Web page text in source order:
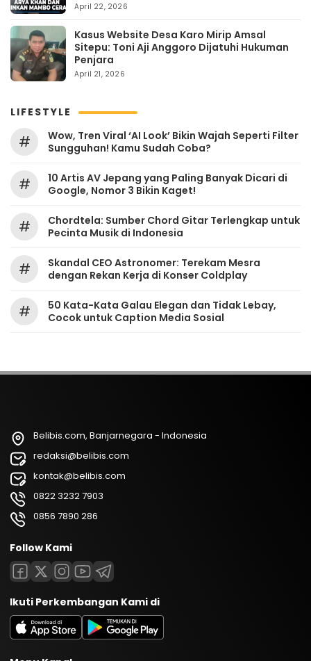
April 22, 2026
Kasus Website Desa Karo Mirip Amsal
Sitepu: Toni Aji Anggoro Dijatuhi Hukuman
Penjara
April 21, 2026
LIFESTYLE
#
Wow, Tren Viral ‘AI Look’ Bikin Wajah Seperti Filter
Sungguhan! Kamu Sudah Coba?
#
10 Artis AV Jepang yang Paling Banyak Dicari di
Google, Nomor 3 Bikin Kaget!
#
Chordtela: Sumber Chord Gitar Terlengkap untuk
Pecinta Musik di Indonesia
#
Skandal CEO Astronomer: Terekam Mesra
dengan Rekan Kerja di Konser Coldplay
#
50 Kata-Kata Galau Elegan dan Tidak Lebay,
Cocok untuk Caption Media Sosial
Belibis.com, Banjarnegara - Indonesia
redaksi@belibis.com
kontak@belibis.com
0822 3232 7903
0856 7890 286
Follow Kami
Ikuti Perkembangan Kami di